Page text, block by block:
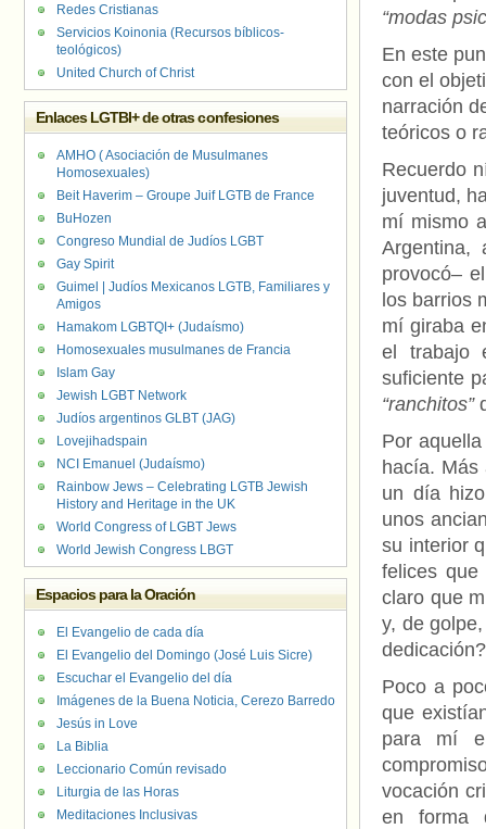
“modas
En este
con el
narración
teóricos o
Recuerdo
juventud,
mí mismo
Argentina,
provocó–
los barrios
mí giraba
el trabajo
suficiente
“ranchitos”
Por
hacía. Más
un día
unos
su interior
felices
claro que
y, de
dedicación?
Poco a
que
para mí
vocación
en forma
Redes Cristianas
Servicios Koinonia (Recursos bíblicos-
teológicos)
United Church of Christ
Enlaces LGTBI+ de otras confesiones
AMHO ( Asociación de Musulmanes
Homosexuales)
Beit Haverim – Groupe Juif LGTB de France
BuHozen
Congreso Mundial de Judíos LGBT
Gay Spirit
Guimel | Judíos Mexicanos LGTB, Familiares y
Amigos
Hamakom LGBTQI+ (Judaísmo)
Homosexuales musulmanes de Francia
Islam Gay
Jewish LGBT Network
Judíos argentinos GLBT (JAG)
Lovejihadspain
NCI Emanuel (Judaísmo)
Rainbow Jews – Celebrating LGTB Jewish
History and Heritage in the UK
World Congress of LGBT Jews
World Jewish Congress LBGT
Espacios para la Oración
El Evangelio de cada día
El Evangelio del Domingo (José Luis Sicre)
Escuchar el Evangelio del día
Imágenes de la Buena Noticia, Cerezo Barredo
Jesús in Love
La Biblia
Leccionario Común revisado
Liturgia de las Horas
Meditaciones Inclusivas